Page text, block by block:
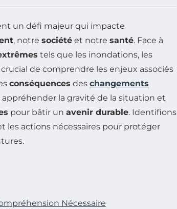
un défi majeur qui impacte
, notre société et notre santé. Face à
tels que les inondations, les
de comprendre les enjeux associés
conséquences des changements
la gravité de la situation et
pour bâtir un avenir durable. Identifions
les actions nécessaires pour protéger
Nécessaire